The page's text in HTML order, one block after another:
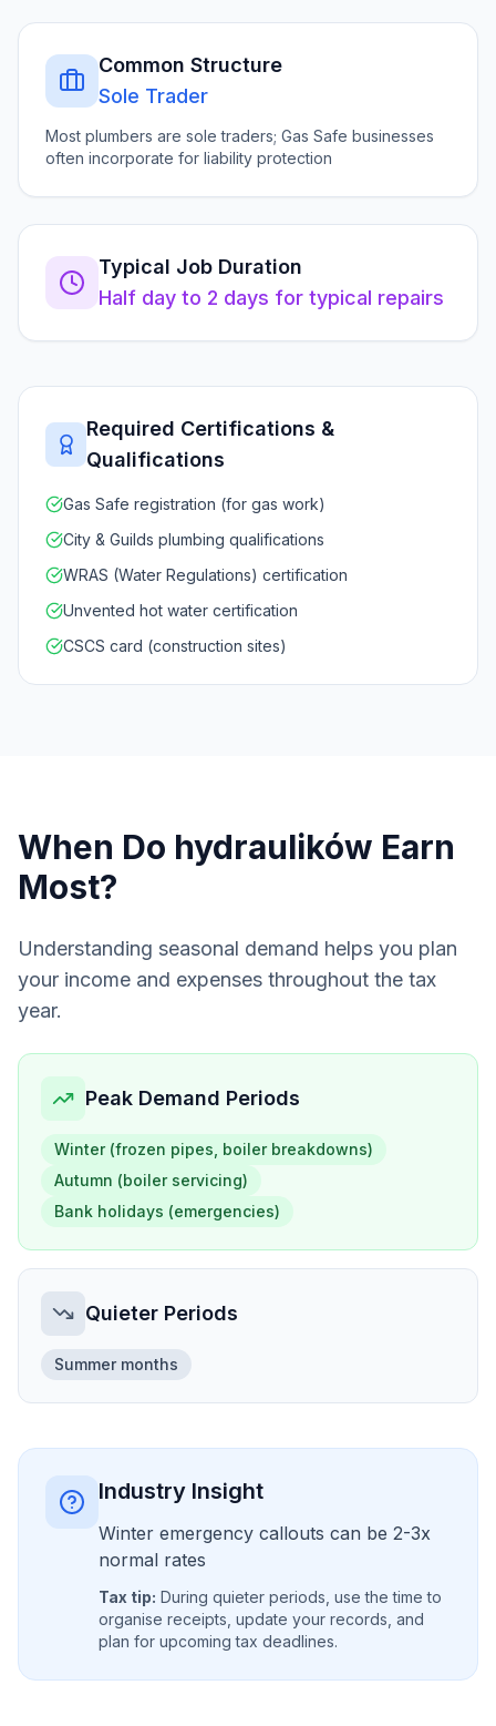
Common Structure
Sole Trader
Most plumbers are sole traders; Gas Safe businesses
often incorporate for liability protection
Typical Job Duration
Half day to 2 days for typical repairs
Required Certifications &
Qualifications
Gas Safe registration (for gas work)
City & Guilds plumbing qualifications
WRAS (Water Regulations) certification
Unvented hot water certification
CSCS card (construction sites)
When Do hydraulików Earn
Most?
Understanding seasonal demand helps you plan
your income and expenses throughout the tax
year.
Peak Demand Periods
Winter (frozen pipes, boiler breakdowns)
Autumn (boiler servicing)
Bank holidays (emergencies)
Quieter Periods
Summer months
Industry Insight
Winter emergency callouts can be 2-3x
normal rates
Tax tip: During quieter periods, use the time to
organise receipts, update your records, and
plan for upcoming tax deadlines.